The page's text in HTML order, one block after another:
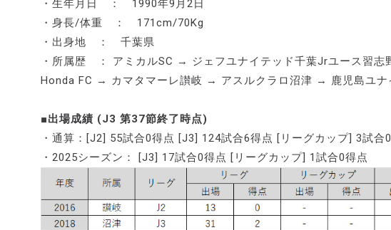
・生年月日 ： 1990年9月2日
・身長/体重 ： 171cm/70Kg
・出身地 ： 千葉県
・所属歴 ： アミカルSC → ジェフユナイテッド千葉Jrユース習
Honda FC → カマタマーレ讃岐 → アスルクラロ沼津 → 鹿児島ユナ
■出場成績 (J3 第37節終了時点)
・通算：[J2] 55試合0得点 [J3] 124試合6得点 [リーグカップ] 3試合
・2025シーズン： [J3] 17試合0得点 [リーグカップ] 1試合0得点